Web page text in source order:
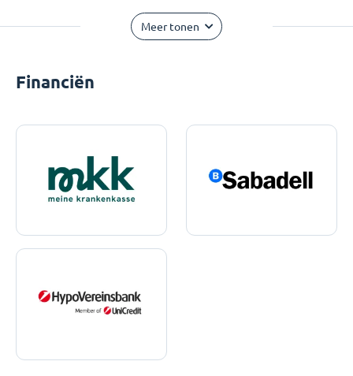
Meer tonen
Financiën